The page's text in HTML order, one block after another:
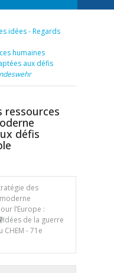
idées - Regards
humaines
aux défis
ressources
défis
des
l’Europe :
Idées de la guerre
- 71e